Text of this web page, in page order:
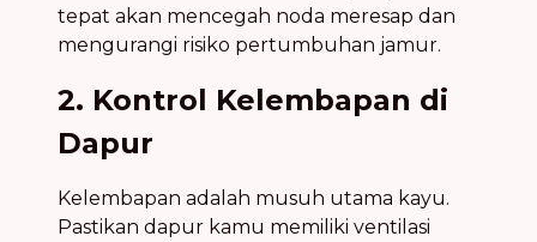
tepat akan mencegah noda meresap dan
mengurangi risiko pertumbuhan jamur.
2. Kontrol Kelembapan di
Dapur
Kelembapan adalah musuh utama kayu.
Pastikan dapur kamu memiliki ventilasi